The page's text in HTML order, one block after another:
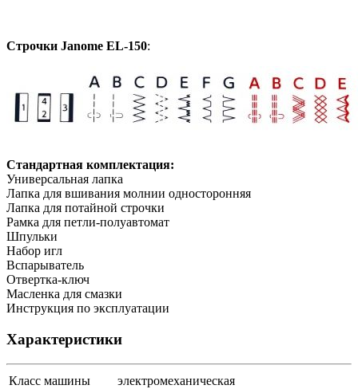
Строчки Janome EL-150:
Стандартная комплектация:
Универсальная лапка
Лапка для вшивания молнии односторонняя
Лапка для потайной строчки
Рамка для петли-полуавтомат
Шпульки
Набор игл
Вспарыватель
Отвертка-ключ
Масленка для смазки
Инструкция по эксплуатации
Характеристики
Класс машины электромеханическая